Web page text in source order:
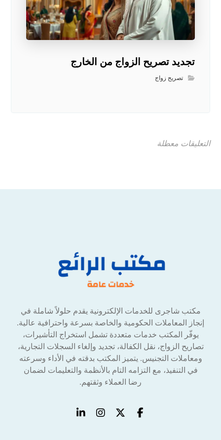
تجديد تصريح الزواج من الخارج
تصريح زواج
التعليقات معطلة
مكتب شاجرى للخدمات الإلكترونية يقدم حلولاً شاملة في
إنجاز المعاملات الحكومية والخاصة بسرعة واحترافية عالية.
يوفّر المكتب خدمات متعددة تشمل استخراج التأشيرات،
تصاريح الزواج، نقل الكفالة، تجديد وإلغاء السجلات التجارية،
ومعاملات التجنيس. يتميز المكتب بدقته في الأداء وسرعته
في التنفيذ، مع التزامه التام بالأنظمة والتعليمات لضمان
رضا العملاء وثقتهم.